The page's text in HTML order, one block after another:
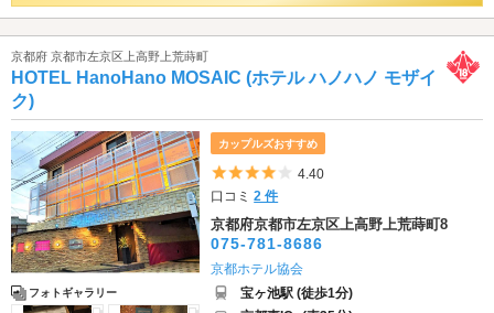
京都府 京都市左京区上高野上荒蒔町
HOTEL HanoHano MOSAIC (ホテル ハノハノ モザイ
ク)
フォトギャラリー
カップルズおすすめ
5つ星のうち4
4.40
口コミ2 件
京都府京都市左京区上高野上荒蒔町8
075-781-8686
京都ホテル協会
宝ヶ池駅 (徒歩1分)